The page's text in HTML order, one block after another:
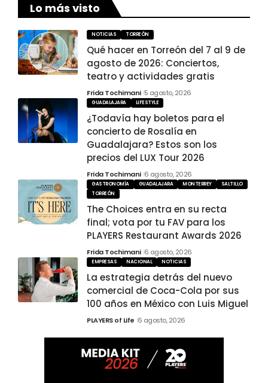
Lo más visto
NOTICIAS TORREÓN
Qué hacer en Torreón del 7 al 9 de
agosto de 2026: Conciertos,
teatro y actividades gratis
Frida Tochimani 5 agosto, 2026
GUADALAJARA LIFESTYLE
¿Todavía hay boletos para el
concierto de Rosalía en
Guadalajara? Estos son los
precios del LUX Tour 2026
Frida Tochimani 6 agosto, 2026
GASTRONOMÍA GUADALAJARA MONTERREY
SALTILLO
TORREÓN
The Choices entra en su recta
final; vota por tu FAV para los
PLAYERS Restaurant Awards 2026
Frida Tochimani 6 agosto, 2026
EMPRESAS NACIONAL NOTICIAS
La estrategia detrás del nuevo
comercial de Coca-Cola por sus
100 años en México con Luis Miguel
PLAYERS of Life 6 agosto, 2026